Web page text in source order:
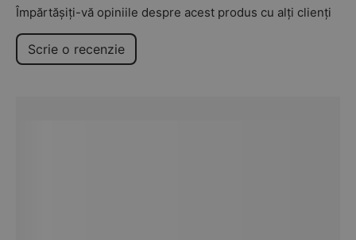
Împărtășiți-vă opiniile despre acest produs cu alți clienți
Scrie o recenzie